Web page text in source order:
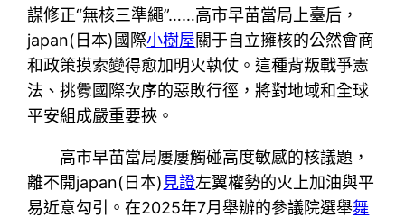
謀修正“無核三準繩”……高市早苗當局上臺后，
japan(日本)國際小樹屋關于自立擁核的公然會商
和政策摸索變得愈加明火執仗。這種背叛戰爭憲
法、挑釁國際次序的惡敗行徑，將對地域和全球
平安組成嚴重要挾。
高市早苗當局屢屢觸碰高度敏感的核議題，
離不開japan(日本) 見證左翼權勢的火上加油與平
易近意勾引。在2025年7月舉辦的參議院選舉舞